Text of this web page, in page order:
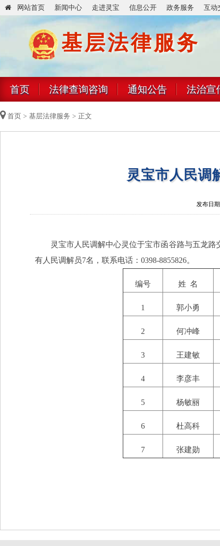
网站首页 新闻中心 走进灵宝 信息公开 政务服务 互动
基层法律服务
首页 法律查询咨询 通知公告 法治宣
首页 > 基层法律服务 > 正文
灵宝市人民调
发布日
灵宝市人民调解中心灵位于宝市函谷路与五龙
有人民调解员7名，联系电话：0398-8855826。
编号 姓 名
1 郭小勇
2 何冲峰
3 王建敏
4 李彦丰
5 杨敏丽
6 杜高科
7 张建勋